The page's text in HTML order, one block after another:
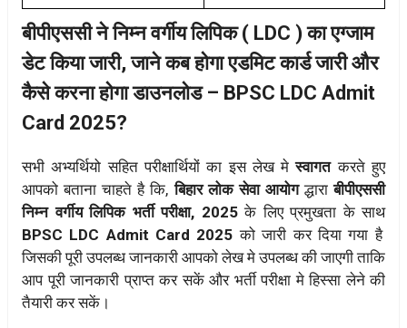
बीपीएससी ने निम्न वर्गीय लिपिक ( LDC ) का एग्जाम
डेट किया जारी, जाने कब होगा एडमिट कार्ड जारी और
कैसे करना होगा डाउनलोड – BPSC LDC Admit
Card 2025?
सभी अभ्यर्थियो सहित परीक्षार्थियों का इस लेख मेस्वागतकरते हुए
आपको बताना चाहते है कि,बिहार लोक सेवा आयोगद्धाराबीपीएससी
निम्न वर्गीय लिपिक भर्ती परीक्षा, 2025 के लिए प्रमुखता के साथ
BPSC LDC Admit Card 2025को जारी कर दिया गया है
जिसकी पूरी उपलब्ध जानकारी आपको लेख मे उपलब्ध की जाएगी ताकि
आप पूरी जानकारी प्राप्त कर सकें और भर्ती परीक्षा मे हिस्सा लेने की
तैयारी कर सकें।